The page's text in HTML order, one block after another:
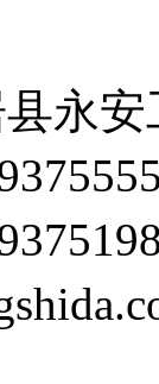
永